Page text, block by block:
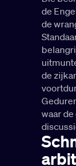
de
de
de
waar